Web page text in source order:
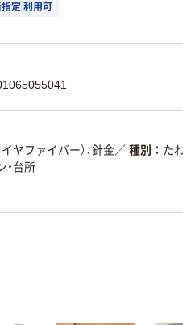
定 利用可
ヤファイバー）、針金／ 種別
た
・台所